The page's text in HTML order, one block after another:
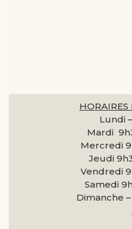
HORAIRES
Lundi –
Mardi
Mercredi
Jeudi
Vendredi
Samedi
Dimanche –